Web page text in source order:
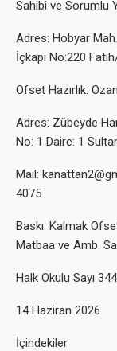
Sahibi ve Sorumlu
Adres: Hobyar
İçkapı No:220
Ofset Hazırlık: Ozan
Adres: Zübeyde
No: 1 Daire: 1
Mail:
4075
Baskı: Kalmak
Matbaa ve Amb.
Halk Okulu Sayı 344
14 Haziran 2026
İçindekiler